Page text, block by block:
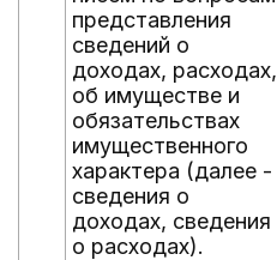
представления
сведений о
доходах, расходах,
об имуществе и
обязательствах
имущественного
характера (далее -
сведения о
доходах, сведения
о расходах).